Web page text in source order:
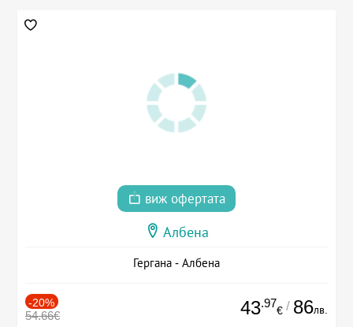
виж офертата
Албена
Гергана - Албена
-20%
54.66€ 43.97
€ / 86лв.